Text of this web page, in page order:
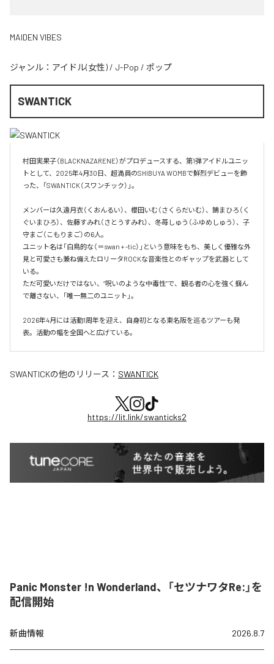
MAIDEN VIBES
ジャンル： アイドル(女性) / J-Pop / ポップ
SWANTICK
村田実果子（BLACKNAZARENE）がプロデュースする、第1弾アイドルユニッ
トとして、2025年4月30日、超満員のSHIBUYA WOMBで鮮烈デビューを飾
った、「SWANTICK（スワンチック）」。
メンバーは久遠月衣（くおんるい）、櫻田いむ（さくらだいむ）、鵠まひろ（く
ぐいまひろ）、佐藤すみれ（さとうすみれ）、冬苺しゅう（ふゆめしゅう）、子
守まご（こもりまご）の6人。
ユニット名は「白鳥的な（＝swan + -tic）」という意味をもち、美しく優雅な外
見と可愛さも兼ね備えたロリータROCKな音楽性とのギャップを武器として
いる。
ただ可愛いだけではない、“呪いのような中毒性”で、観る者の心を強く掴ん
で離さない、「唯一無二のユニット」。
2026年4月には活動1周年を迎え、自身初となる東名阪を巡るツアーも発
表。活動の幅を全国へと広げている。
SWANTICKの他のリリース： SWANTICK
https://lit.link/swanticks2
Panic Monster !n Wonderland、「セツナワタRe:」を
配信開始
新曲情報 2026.8.7